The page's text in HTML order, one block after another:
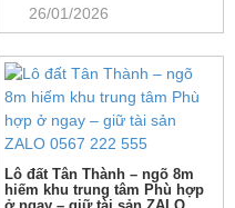
26/01/2026
Lô đất Tân Thành – ngõ 8m
hiếm khu trung tâm Phù hợp